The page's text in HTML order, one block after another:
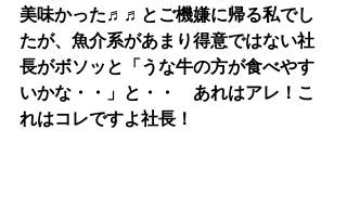
美味かった♬♬とご機嫌に帰る私でし
たが、魚介系があまり得意ではない社
長がボソッと「うな牛の方が食べやす
いかな・・」と・・　あれはアレ！こ
れはコレですよ社長！